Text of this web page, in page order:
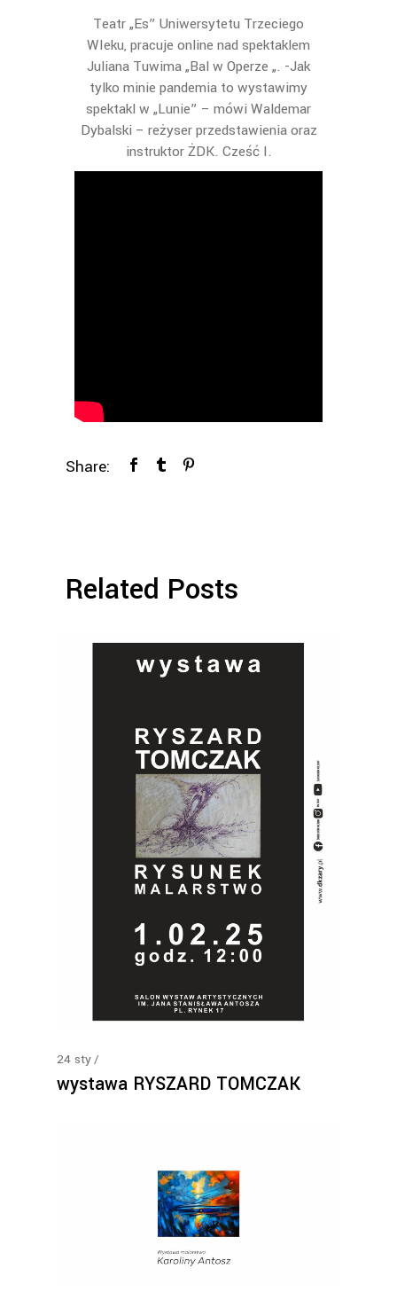
Teatr „Es” Uniwersytetu Trzeciego
WIeku, pracuje online nad spektaklem
Juliana Tuwima „Bal w Operze „. -Jak
tylko minie pandemia to wystawimy
spektakl w „Lunie” – mówi Waldemar
Dybalski – reżyser przedstawienia oraz
instruktor ŻDK. Cześć I.
Share:
Related Posts
24 sty
wystawa RYSZARD TOMCZAK